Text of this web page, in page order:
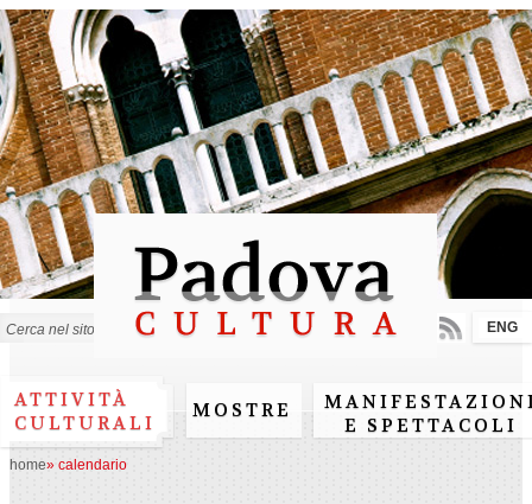
Salta al
contenuto
principale
ATTIVITÀ
CULTURALI
MOSTRE
E SPETTACOLI
ENG
home» calendario